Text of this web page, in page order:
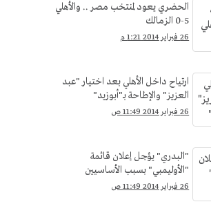
الحضري يعود لمنتخب مصر .. والأهلي
5-0 الزمالك
26 فبراير 2014 1:21 م
ارتياح داخل الأهلي بعد اختيار "عبد
العزيز" والإطاحة بـ"أبوزيد"
26 فبراير 2014 11:49 ص
"البدري" يؤجل إعلان قائمة
"الأوليمبي" بسبب الأساسيين
26 فبراير 2014 11:49 ص